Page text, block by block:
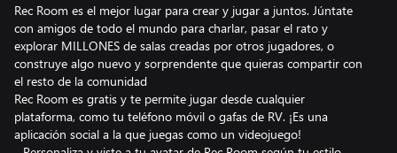
Rec Room es el mejor lugar para crear y jugar a juntos. Júntate
con amigos de todo el mundo para charlar, pasar el rato y
explorar MILLONES de salas creadas por otros jugadores, o
construye algo nuevo y sorprendente que quieras compartir con
el resto de la comunidad
Rec Room es gratis y te permite jugar desde cualquier
plataforma, como tu teléfono móvil o gafas de RV. ¡Es una
aplicación social a la que juegas como un videojuego!